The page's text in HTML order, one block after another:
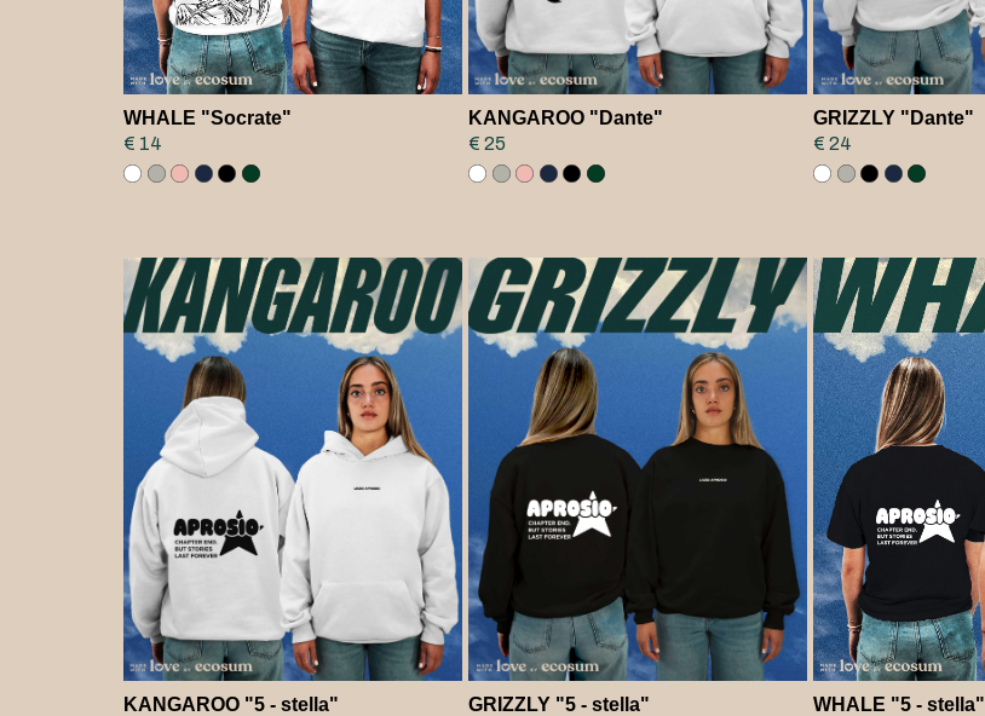
WHALE "Socrate"
€ 14
KANGAROO "Dante"
€ 25
GRIZZLY "Dante"
€ 24
KANGAROO "5 - stella"
GRIZZLY "5 - stella"
WHALE "5 - stella"